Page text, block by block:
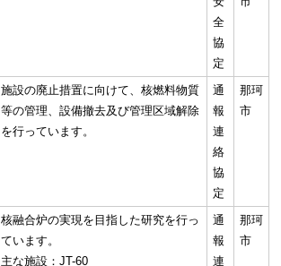
全
協
定
施設の廃止措置に向けて、核燃料物質
等の管理、設備撤去及び管理区域解除
を行っています。
通
報
連
絡
協
定
那珂
市
核融合炉の実現を目指した研究を行っ
ています。
主な施設：JT-60
通
報
連
那珂
市